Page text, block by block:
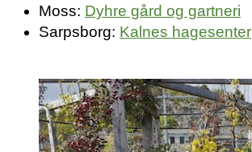
Moss: Dyhre gård og gartneri
Sarpsborg: Kalnes hagesenter